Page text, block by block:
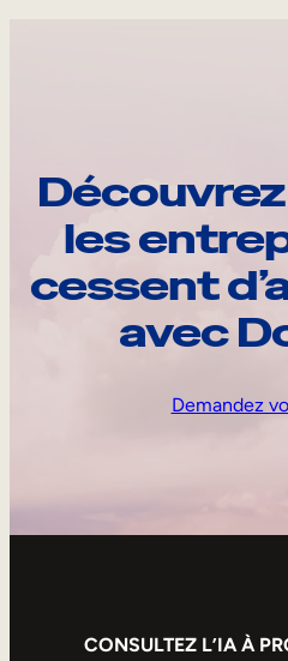
les
cessent
avec
Demandez
CONSULTEZ L’IA À